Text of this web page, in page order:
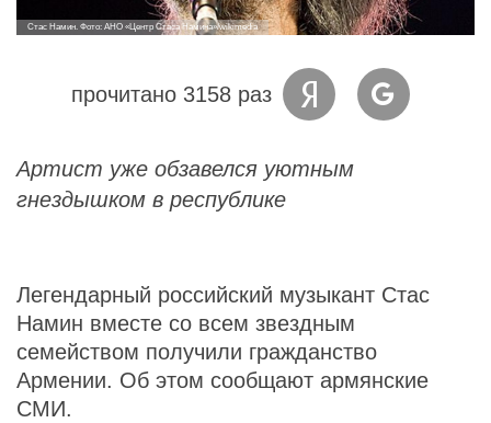
Стас Намин. Фото: АНО «Центр Стаса Намина»/wikimedia
прочитано 3158 раз
Артист уже обзавелся уютным
гнездышком в республике
Легендарный российский музыкант Стас
Намин вместе со всем звездным
семейством получили гражданство
Армении. Об этом сообщают армянские
СМИ.